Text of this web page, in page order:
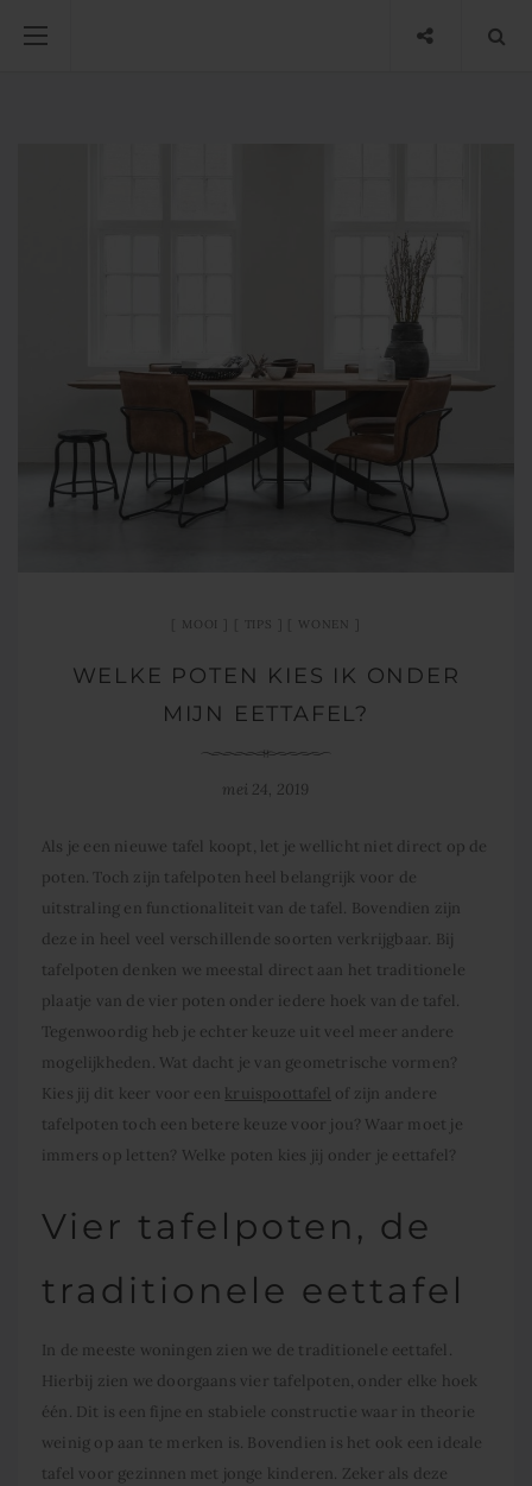
MOOI TIPS WONEN
WELKE POTEN KIES IK ONDER
MIJN EETTAFEL?
mei 24, 2019
Als je een nieuwe tafel koopt, let je wellicht niet direct op de
poten. Toch zijn tafelpoten heel belangrijk voor de
uitstraling en functionaliteit van de tafel. Bovendien zijn
deze in heel veel verschillende soorten verkrijgbaar. Bij
tafelpoten denken we meestal direct aan het traditionele
plaatje van de vier poten onder iedere hoek van de tafel.
Tegenwoordig heb je echter keuze uit veel meer andere
mogelijkheden. Wat dacht je van geometrische vormen?
Kies jij dit keer voor een kruispoottafel of zijn andere
tafelpoten toch een betere keuze voor jou? Waar moet je
immers op letten? Welke poten kies jij onder je eettafel?
Vier tafelpoten, de
traditionele eettafel
In de meeste woningen zien we de traditionele eettafel.
Hierbij zien we doorgaans vier tafelpoten, onder elke hoek
één. Dit is een fijne en stabiele constructie waar in theorie
weinig op aan te merken is. Bovendien is het ook een ideale
tafel voor gezinnen met jonge kinderen. Zeker als deze